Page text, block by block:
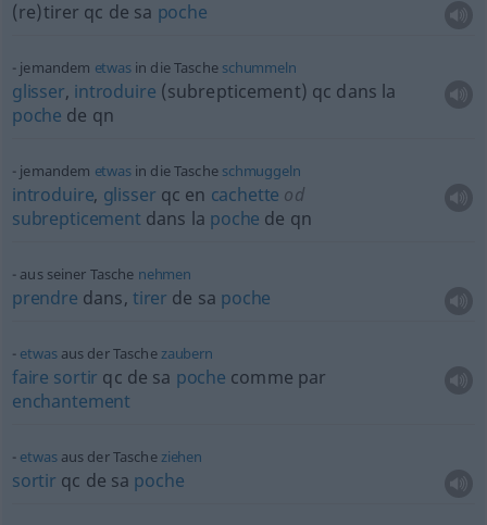
(re)tirer qc de sa poche
jemandem etwasin die Tasche schummeln
glisser, introduire (subrepticement) qc dans la
poche de qn
jemandem etwasin die Tasche schmuggeln
introduire, glisser qc en cachette od
subrepticement dans la poche de qn
aus seiner Tasche nehmen
prendre dans, tirer de sa poche
etwasaus der Taschezaubern
faire sortir qc de sa poche comme par
enchantement
etwasaus der Tascheziehen
sortir qc de sa poche